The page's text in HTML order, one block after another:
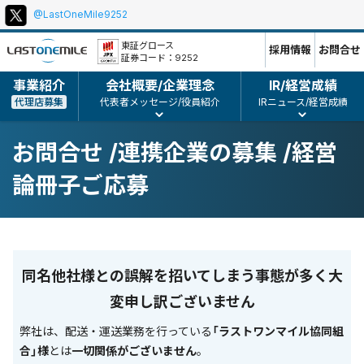
本
文
ポ
リ
ー、
コ
ピ
等
東証グロース
証券コード：9252
事業紹介
代理店募集
会社概要/企業理念
代表者メッセージ/役員紹介
IR/経営成績
IRニュース/経営成績
採用情報 お問合せ
@LastOneMile9252
お問合せ /連携企業の募集 /経営
論冊子ご応募
同名他社様との誤解を招いてしまう事態が多く大
変申し訳ございません
弊社は、配送・運送業務を行っている 「ラストワンマイル協同組
合」様とは一切関係がございません。